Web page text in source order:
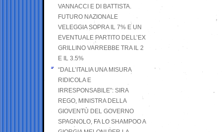
VANNACCI E DI BATTISTA.
FUTURO NAZIONALE
VELEGGIA SOPRA IL 7% E UN
EVENTUALE PARTITO DELL’EX
GRILLINO VARREBBE TRA IL 2
E IL 3.5%
“DALL’ITALIA UNA MISURA
RIDICOLA E
IRRESPONSABILE”: SIRA
REGO, MINISTRA DELLA
GIOVENTÙ DEL GOVERNO
SPAGNOLO, FA LO SHAMPOO A